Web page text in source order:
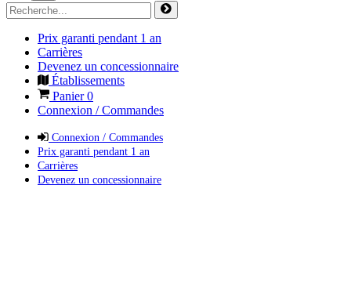
Prix garanti pendant 1 an
Carrières
Devenez un concessionnaire
Établissements
Panier0
Connexion / Commandes
Connexion / Commandes
Prix garanti pendant 1 an
Carrières
Devenez un concessionnaire